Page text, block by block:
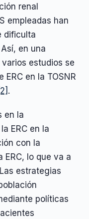
renal
empleadas han
dificulta
en una
estudios se
en la TOSNR
.
en la
ERC en la
con la
ERC, lo que va a
estrategias
políticas